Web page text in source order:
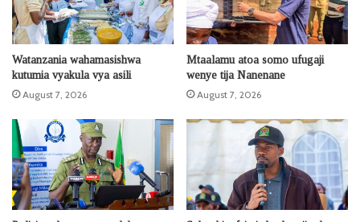
Watanzania wahamasishwa
kutumia vyakula vya asili
August 7, 2026
Mtaalamu atoa somo ufugaji
wenye tija Nanenane
August 7, 2026